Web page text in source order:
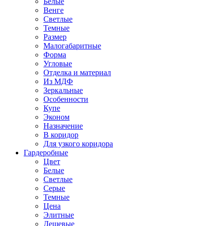
Венге
Светлые
Темные
Размер
Малогабаритные
Форма
Угловые
Отделка и материал
Из МДФ
Зеркальные
Особенности
Купе
Эконом
Назначение
В коридор
Для узкого коридора
Гардеробные
Цвет
Белые
Светлые
Серые
Темные
Цена
Элитные
Дешевые